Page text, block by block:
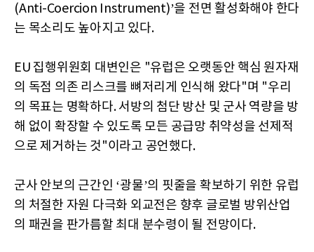
(Anti-Coercion Instrument)’을 전면 활성화해야 한다
는 목소리도 높아지고 있다.
EU 집행위원회 대변인은 "유럽은 오랫동안 핵심 원자재
의 독점 의존 리스크를 뼈저리게 인식해 왔다"며 "우리
의 목표는 명확하다. 서방의 첨단 방산 및 군사 역량을 방
해 없이 확장할 수 있도록 모든 공급망 취약성을 선제적
으로 제거하는 것"이라고 공언했다.
군사 안보의 근간인 ‘광물’의 핏줄을 확보하기 위한 유럽
의 처절한 자원 다극화 외교전은 향후 글로벌 방위산업
의 패권을 판가름할 최대 분수령이 될 전망이다.